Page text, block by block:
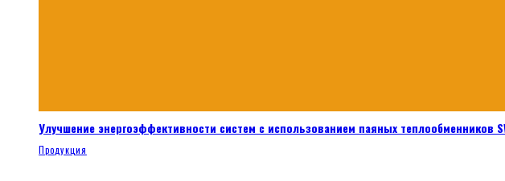
Улучшение энергоэффективности систем с использованием паяных теплообменников
Продукция